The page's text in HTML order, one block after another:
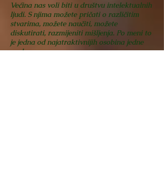
Većina nas voli biti u društvu intelektualnih
ljudi. S njima možete pričati o različitim
stvarima, možete naučiti, možete
diskutirati, razmijeniti mišljenja. Po meni to
je jedna od najatraktivnijih osobina jedne
osobe.